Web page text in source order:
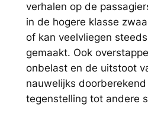
verhalen op de
in de hogere klasse
of kan veelvliegen
gemaakt. Ook
onbelast en de uitstoot
nauwelijks
tegenstelling tot andere